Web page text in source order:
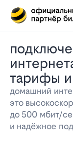
Подключение домашнего
тарифы
домашний
это
до 500 мбит/
и надёжное